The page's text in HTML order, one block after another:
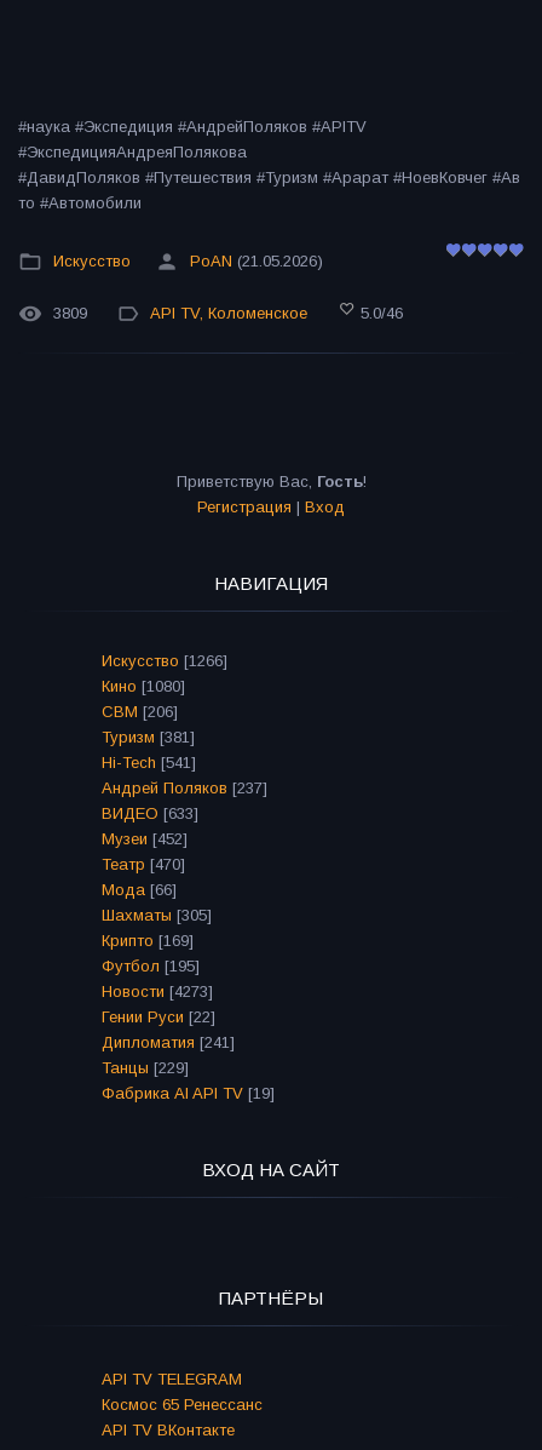
#наука #Экспедиция #АндрейПоляков #APITV
#ЭкспедицияАндреяПолякова
#ДавидПоляков #Путешествия #Туризм #Арарат #НоевКовчег #Ав
то #Автомобили
Искусство PoAN (21.05.2026)
3809 API TV, Коломенское 5.0/46
Приветствую Вас, Гость!
Регистрация | Вход
НАВИГАЦИЯ
Искусство [1266]
Кино [1080]
СВМ [206]
Туризм [381]
Hi-Tech [541]
Андрей Поляков [237]
ВИДЕО [633]
Музеи [452]
Театр [470]
Мода [66]
Шахматы [305]
Крипто [169]
Футбол [195]
Новости [4273]
Гении Руси [22]
Дипломатия [241]
Танцы [229]
Фабрика AI API TV [19]
ВХОД НА САЙТ
ПАРТНЁРЫ
API TV TELEGRAM
Космос 65 Ренессанс
API TV ВКонтакте